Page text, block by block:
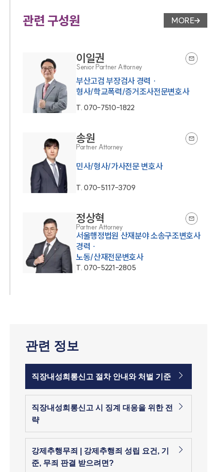
관련 구성원 변호사 페
MORE
이일권
Senior Partner Attorney
부산고검 부장검사 경력 ·
형사/학교폭력/증거조사전문변호사
T.070-7510-1822
송원
Partner Attorney
민사/형사/가사전문 변호사
T.070-5117-3709
정상혁
Partner Attorney
서울행정법원 산재분야 소송구조변호사
경력 ·
노동/산재전문변호사
T.070-5221-2805
관련 정보
직장내성희롱신고 절차 안내와 처벌 기준
직장내성희롱신고 시 징계 대응을 위한 전
략
강제추행무죄 | 강제추행죄 성립 요건, 기
준, 무죄 판결 받으려면?